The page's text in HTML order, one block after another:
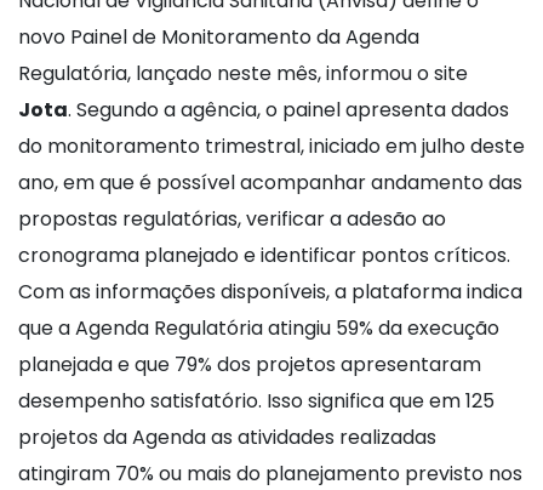
novo Painel de Monitoramento da Agenda
Regulatória, lançado neste mês, informou o site
Jota. Segundo a agência, o painel apresenta dados
do monitoramento trimestral, iniciado em julho deste
ano, em que é possível acompanhar andamento das
propostas regulatórias, verificar a adesão ao
cronograma planejado e identificar pontos críticos.
Com as informações disponíveis, a plataforma indica
que a Agenda Regulatória atingiu 59% da execução
planejada e que 79% dos projetos apresentaram
desempenho satisfatório. Isso significa que em 125
projetos da Agenda as atividades realizadas
atingiram 70% ou mais do planejamento previsto nos